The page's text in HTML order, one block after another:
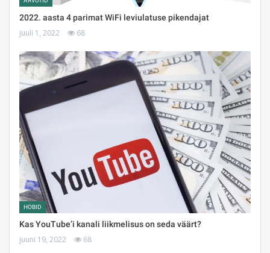
2022. aasta 4 parimat WiFi leviulatuse pikendajat
juuli 1, 2022 68
HOBID
Kas YouTube’i kanali liikmelisus on seda väärt?
juuni 19, 2022 68